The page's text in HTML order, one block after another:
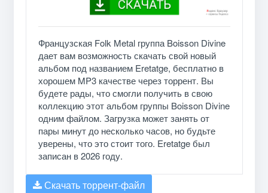
Французская Folk Metal группа Boisson Divine
дает вам возможность скачать свой новый
альбом под названием Eretatge, бесплатно в
хорошем MP3 качестве через торрент. Вы
будете рады, что смогли получить в свою
коллекцию этот альбом группы Boisson Divine
одним файлом. Загрузка может занять от
пары минут до несколько часов, но будьте
уверены, что это стоит того. Eretatge был
записан в 2026 году.
Скачать торрент-файл